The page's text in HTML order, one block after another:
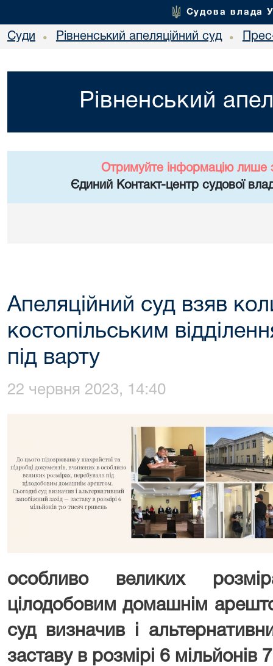
Судова влада
Суди • Рівненський апеляційний суд •
Рівненський
Отримуйте інформацію лише
Єдиний Контакт-центр судової
Апеляційний суд взяв
костопільським
під варту
22 червня 2023, 14:40
особливо великих
цілодобовим домашнім
суд визначив і
заставу в розмірі 6 мільйонів